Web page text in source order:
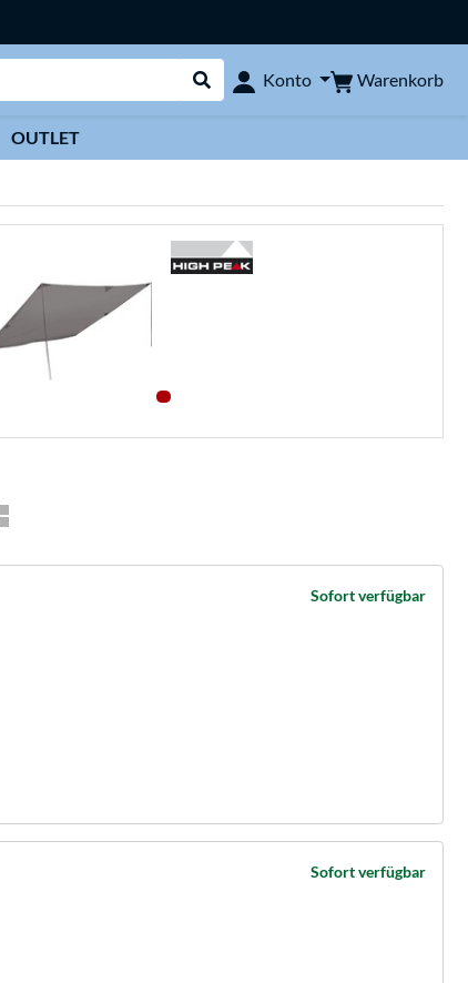
Suche durchführen
Konto Warenkorb
OUTLET
Sofort verfügbar
Sofort verfügbar